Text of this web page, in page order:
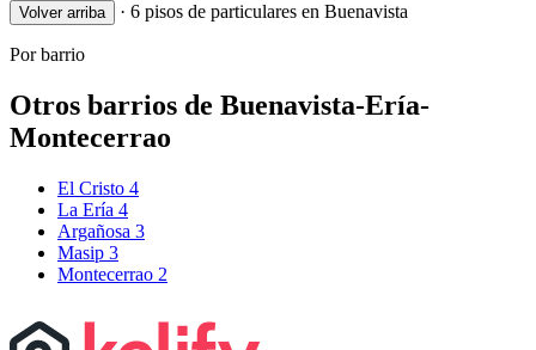
Volver arriba · 6 pisos de particulares en Buenavista
Por barrio
Otros barrios de Buenavista-Ería-
Montecerrao
El Cristo 4
La Ería 4
Argañosa 3
Masip 3
Montecerrao 2